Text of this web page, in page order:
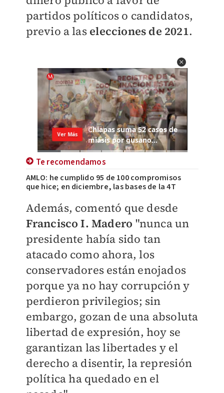
partidos políticos o candidatos,
previo a las elecciones de 2021.
Te recomendamos
AMLO: he cumplido 95 de 100 compromisos
que hice; en diciembre, las bases de la 4T
Además, comentó que desde
Francisco I. Madero "nunca un
presidente había sido tan
atacado como ahora, los
conservadores están enojados
porque ya no hay corrupción y
perdieron privilegios; sin
embargo, gozan de una absoluta
libertad de expresión, hoy se
garantizan las libertades y el
derecho a disentir, la represión
política ha quedado en el